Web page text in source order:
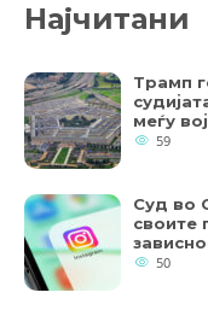
Најчитани
Трамп
меѓу
59
Суд во
своите
50